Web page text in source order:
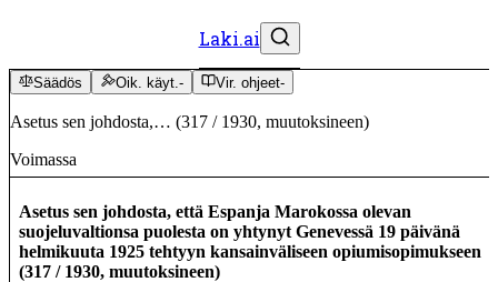
Laki.ai
Säädös Oik. käyt.- Vir. ohjeet-
Asetus sen johdosta,… (317 / 1930, muutoksineen)
Voimassa
Asetus sen johdosta, että Espanja Marokossa olevan
suojeluvaltionsa puolesta on yhtynyt Genevessä 19 päivänä
helmikuuta 1925 tehtyyn kansainväliseen opiumisopimukseen
(317 / 1930, muutoksineen)